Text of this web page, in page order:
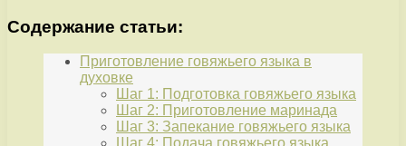
Содержание статьи:
Приготовление говяжьего языка в
духовке
Шаг 1: Подготовка говяжьего языка
Шаг 2: Приготовление маринада
Шаг 3: Запекание говяжьего языка